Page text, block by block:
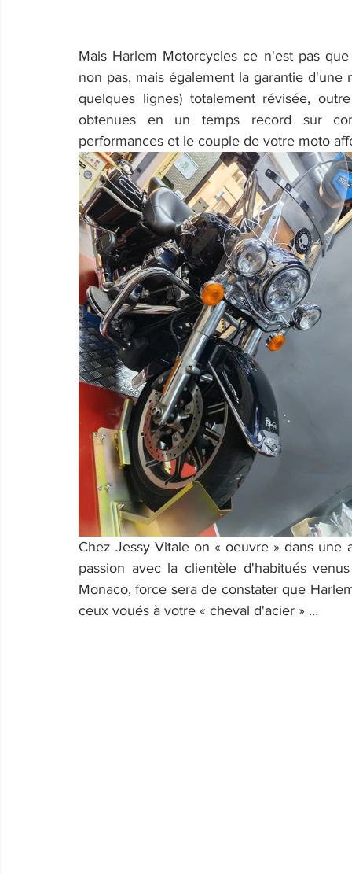
Mais Harlem Motorcycles ce n'est pas
non pas, mais également la garantie
quelques lignes) totalement révisée,
obtenues en un temps record sur
performances et le couple de votre moto
Chez Jessy Vitale on « oeuvre » dans
passion avec la clientèle d'habitués
Monaco, force sera de constater que
ceux voués à votre « cheval d'acier » …